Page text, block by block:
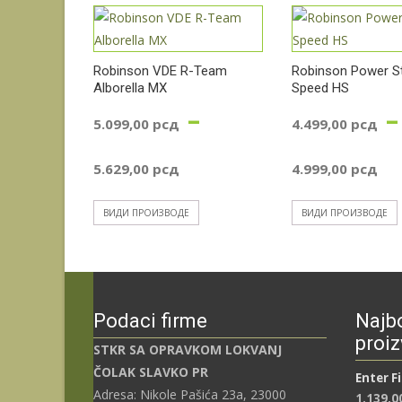
Robinson VDE R-Team
Alborella MX
5.099,00 рсд –
5.629,00 рсд
цена:
до
5.629,00 рсд
ВИДИ ПРОИЗВОДЕ
Robinson Power
Speed HS
4.499,00 рсд –
4.999,00 рсд
ВИДИ ПРОИЗВОДЕ
Podaci firme
STKR SA OPRAVKOM LOKVANJ
ČOLAK SLAVKO PR
Adresa: Nikole Pašića 23a, 23000
Enter